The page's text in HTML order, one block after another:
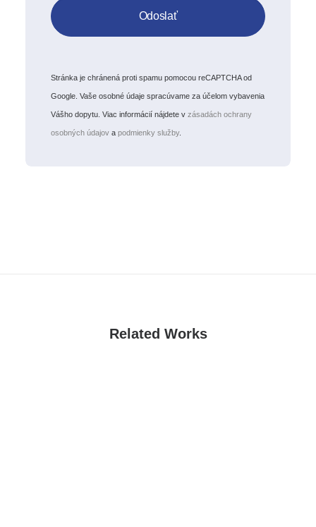
Stránka je chránená proti spamu pomocou reCAPTCHA od
Google. Vaše osobné údaje spracúvame za účelom vybavenia
Vášho dopytu. Viac informácií nájdete v zásadách ochrany
osobných údajov a podmienky služby.
Related Works